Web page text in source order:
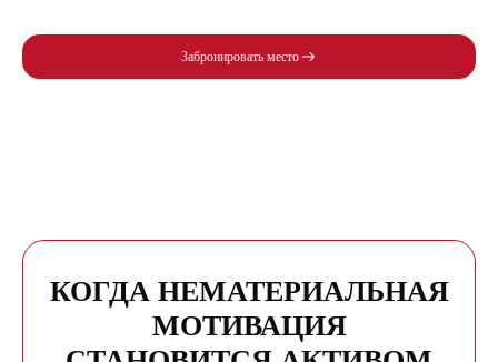
Забронировать место
КОГДА НЕМАТЕРИАЛЬНАЯ
МОТИВАЦИЯ